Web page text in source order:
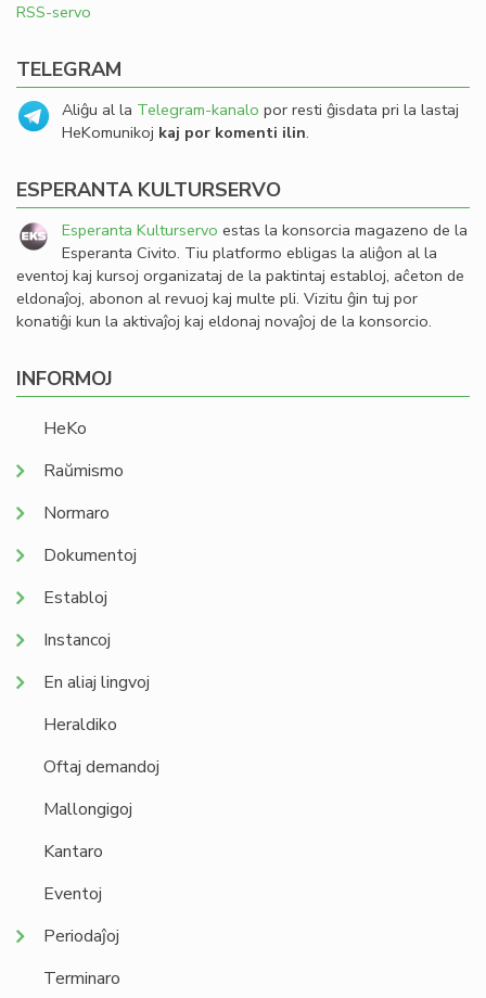
RSS-servo
TELEGRAM
Aliĝu al la Telegram-kanalo por resti ĝisdata pri la lastaj
HeKomunikoj kaj por komenti ilin.
ESPERANTA KULTURSERVO
Esperanta Kulturservo estas la konsorcia magazeno de la
Esperanta Civito. Tiu platformo ebligas la aliĝon al la
eventoj kaj kursoj organizataj de la paktintaj establoj, aĉeton de
eldonaĵoj, abonon al revuoj kaj multe pli. Vizitu ĝin tuj por
konatiĝi kun la aktivaĵoj kaj eldonaj novaĵoj de la konsorcio.
INFORMOJ
HeKo
Raŭmismo
Normaro
Dokumentoj
Establoj
Instancoj
En aliaj lingvoj
Heraldiko
Oftaj demandoj
Mallongigoj
Kantaro
Eventoj
Periodaĵoj
Terminaro